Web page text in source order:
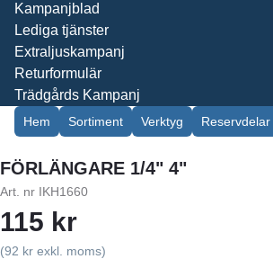
Kampanjblad
Lediga tjänster
Extraljuskampanj
Returformulär
Trädgårds Kampanj
Hem Sortiment Verktyg
FÖRLÄNGARE 1/4" 4"
Art. nr IKH1660
115 kr
(92 kr exkl. moms)